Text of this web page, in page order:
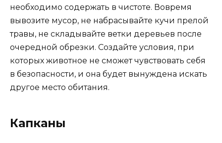
необходимо содержать в чистоте. Вовремя
вывозите мусор, не набрасывайте кучи прелой
травы, не складывайте ветки деревьев после
очередной обрезки. Создайте условия, при
которых животное не сможет чувствовать себя
в безопасности, и она будет вынуждена искать
другое место обитания.
Капканы